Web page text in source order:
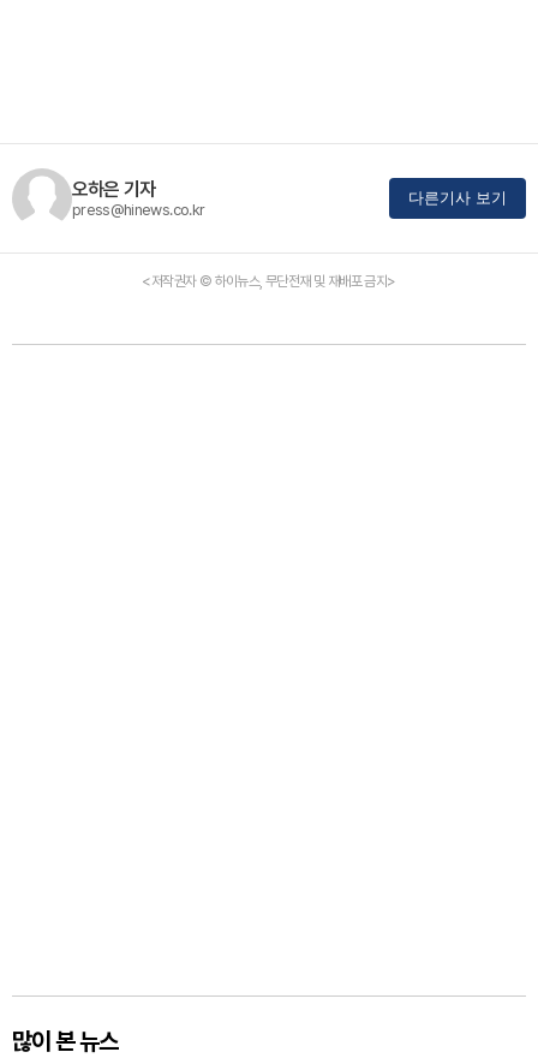
오하은 기자
press@hinews.co.kr
다른기사 보기
<저작권자 © 하이뉴스, 무단전재 및 재배포 금지>
많이 본 뉴스